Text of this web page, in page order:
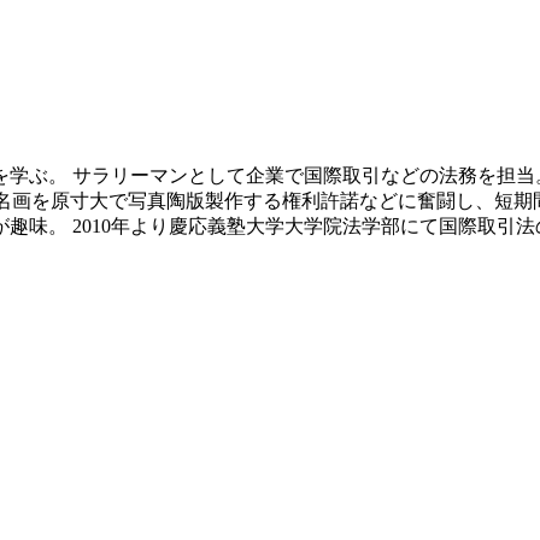
ぶ。 サラリーマンとして企業で国際取引などの法務を担
を原寸大で写真陶版製作する権利許諾などに奮闘し、短
味。 2010年より慶応義塾大学大学院法学部にて国際取引